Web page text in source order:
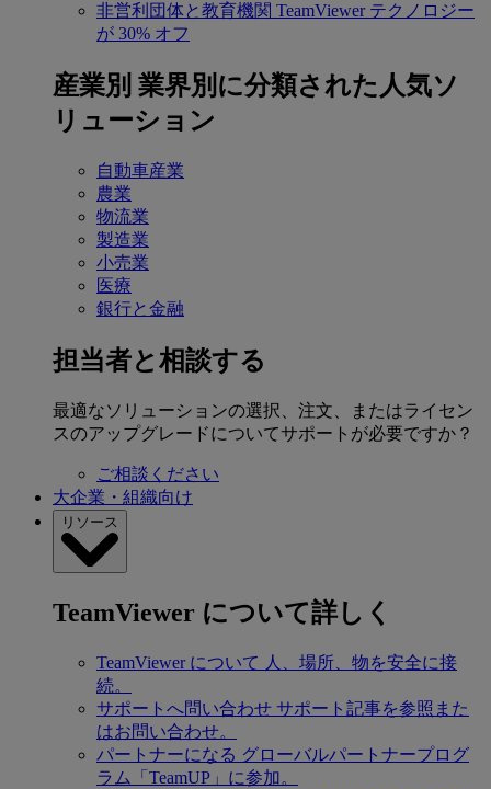
非営利団体と教育機関 TeamViewer テクノロジー
が 30% オフ
産業別 業界別に分類された人気ソ
リューション
自動車産業
農業
物流業
製造業
小売業
医療
銀行と金融
担当者と相談する
最適なソリューションの選択、注文、またはライセン
スのアップグレードについてサポートが必要ですか？
ご相談ください
大企業・組織向け
リソース
TeamViewer について詳しく
TeamViewer について 人、場所、物を安全に接
続。
サポートへ問い合わせ サポート記事を参照また
はお問い合わせ。
パートナーになる グローバルパートナープログ
ラム「TeamUP」に参加。